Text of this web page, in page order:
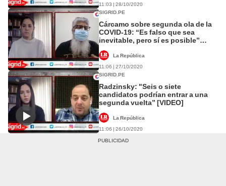
11:03 | 28/10/2020
SIGRID.PE
Cárcamo sobre segunda ola de la
COVID-19: “Es falso que sea
inevitable, pero sí es posible”
La República
11:06 | 27/10/2020
SIGRID.PE
Radzinsky: "Seis o siete
candidatos podrían entrar a una
segunda vuelta” [VIDEO]
La República
11:06 | 26/10/2020